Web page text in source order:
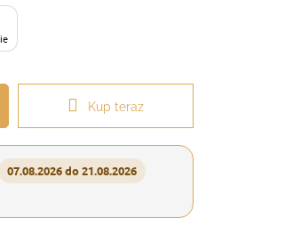
Kup teraz
07.08.2026 do 21.08.2026